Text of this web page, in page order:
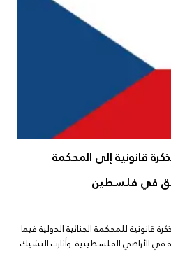
قانونية إلى المحكمة
في فلسطين
للمحكمة الجنائية الدولية فيما
في الأراضي الفلسطينية. وأثارت التشيك